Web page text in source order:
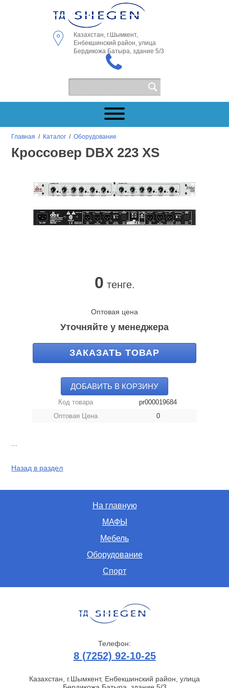
Казахстан, г.Шымкент,
Енбекшинский район, улица
Бердикожа Батыра, здание 5/3
Главная / Каталог /Оборудование
Кроссовер DBX 223 XS
0 тенге.
Оптовая цена
Уточняйте у менеджера
ЗАКАЗАТЬ ТОВАР
ДОБАВИТЬ В КОРЗИНУ
Код товара
pr000019684
Оптовая Цена
0
Назад в раздел
На главную
МАФЫ
Мебель
Оборудование
Спорт
Казахстан, г.Шымкент, Енбекшинский район, улица
Телефон:
8 (7252) 92-10-25